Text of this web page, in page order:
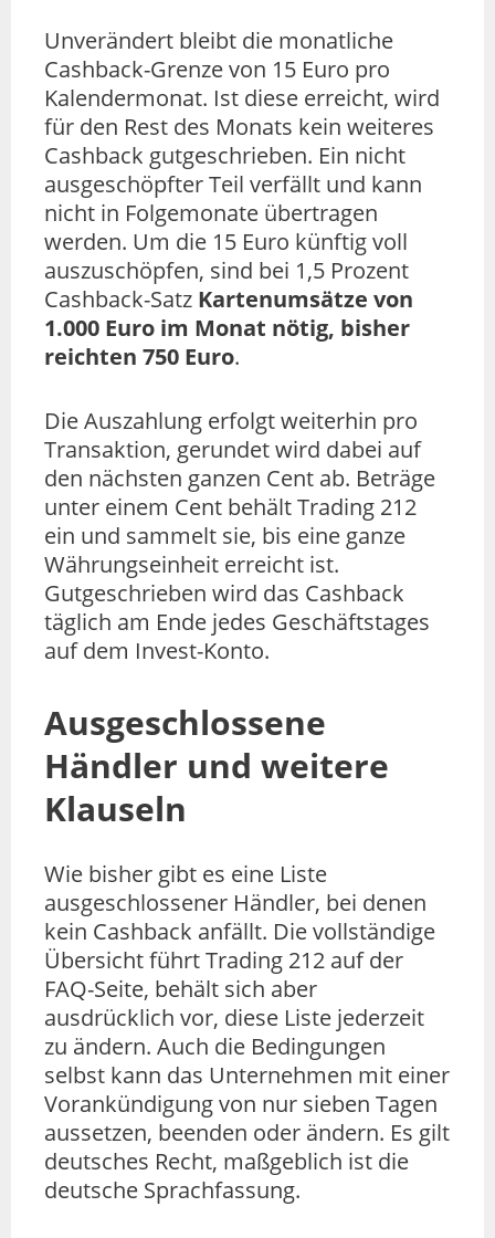
Unverändert bleibt die monatliche
Cashback-Grenze von 15 Euro pro
Kalendermonat. Ist diese erreicht, wird
für den Rest des Monats kein weiteres
Cashback gutgeschrieben. Ein nicht
ausgeschöpfter Teil verfällt und kann
nicht in Folgemonate übertragen
werden. Um die 15 Euro künftig voll
auszuschöpfen, sind bei 1,5 Prozent
Cashback-Satz Kartenumsätze von
1.000 Euro im Monat nötig, bisher
reichten 750 Euro.
Die Auszahlung erfolgt weiterhin pro
Transaktion, gerundet wird dabei auf
den nächsten ganzen Cent ab. Beträge
unter einem Cent behält Trading 212
ein und sammelt sie, bis eine ganze
Währungseinheit erreicht ist.
Gutgeschrieben wird das Cashback
täglich am Ende jedes Geschäftstages
auf dem Invest-Konto.
Ausgeschlossene
Händler und weitere
Klauseln
Wie bisher gibt es eine Liste
ausgeschlossener Händler, bei denen
kein Cashback anfällt. Die vollständige
Übersicht führt Trading 212 auf der
FAQ-Seite, behält sich aber
ausdrücklich vor, diese Liste jederzeit
zu ändern. Auch die Bedingungen
selbst kann das Unternehmen mit einer
Vorankündigung von nur sieben Tagen
aussetzen, beenden oder ändern. Es gilt
deutsches Recht, maßgeblich ist die
deutsche Sprachfassung.